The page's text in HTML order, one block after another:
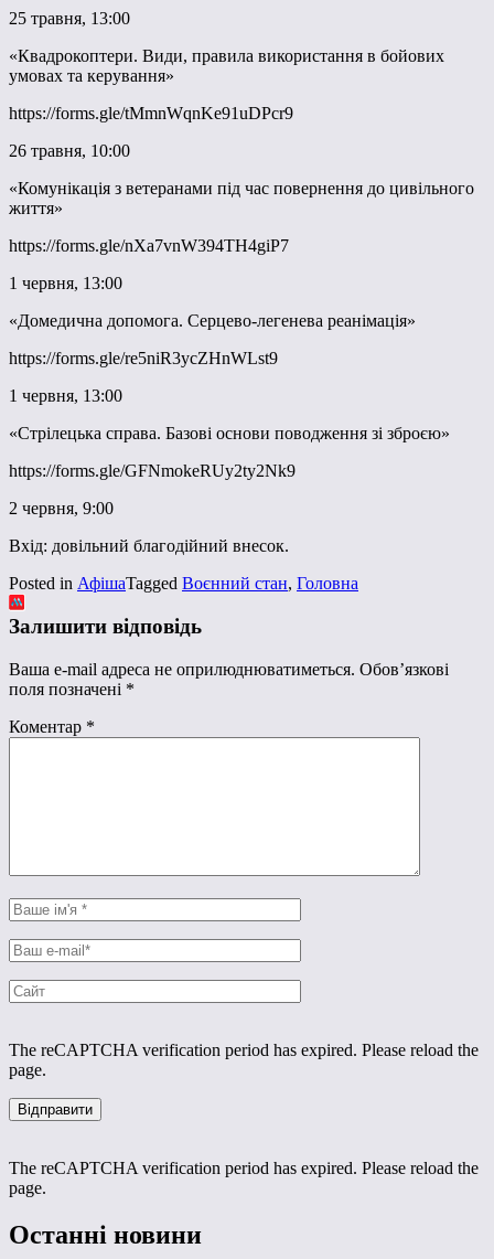
25 травня, 13:00
«Квадрокоптери. Види, правила використання в бойових
умовах та керування»
https://forms.gle/tMmnWqnKe91uDPcr9
26 травня, 10:00
«Комунікація з ветеранами під час повернення до цивільного
життя»
https://forms.gle/nXa7vnW394TH4giP7
1 червня, 13:00
«Домедична допомога. Серцево-легенева реанімація»
https://forms.gle/re5niR3ycZHnWLst9
1 червня, 13:00
«Стрілецька справа. Базові основи поводження зі зброєю»
https://forms.gle/GFNmokeRUy2ty2Nk9
2 червня, 9:00
Вхід: довільний благодійний внесок.
Posted in АфішаTagged Воєнний стан, Головна
Залишити відповідь
Ваша e-mail адреса не оприлюднюватиметься. Обов’язкові
поля позначені *
Коментар *
The reCAPTCHA verification period has expired. Please reload the
page.
The reCAPTCHA verification period has expired. Please reload the
page.
Останні новини